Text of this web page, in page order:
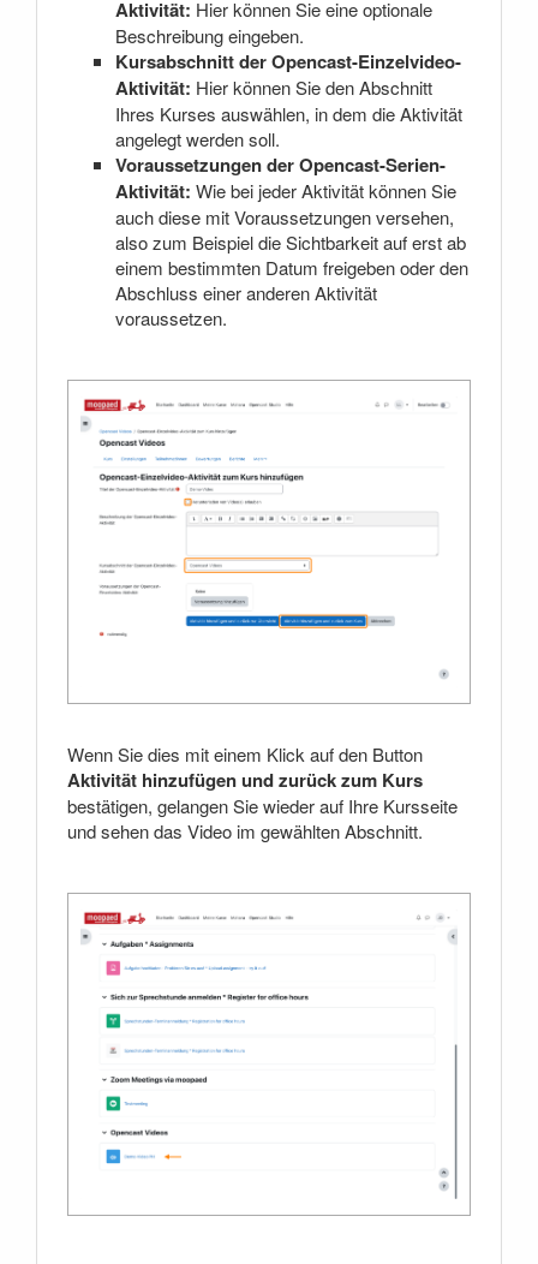
Aktivität: Hier können Sie eine optionale
Beschreibung eingeben.
Kursabschnitt der Opencast-Einzelvideo-
Aktivität: Hier können Sie den Abschnitt
Ihres Kurses auswählen, in dem die Aktivität
angelegt werden soll.
Voraussetzungen der Opencast-Serien-
Aktivität: Wie bei jeder Aktivität können Sie
auch diese mit Voraussetzungen versehen,
also zum Beispiel die Sichtbarkeit auf erst ab
einem bestimmten Datum freigeben oder den
Abschluss einer anderen Aktivität
voraussetzen.
Wenn Sie dies mit einem Klick auf den Button
Aktivität hinzufügen und zurück zum Kurs
bestätigen, gelangen Sie wieder auf Ihre Kursseite
und sehen das Video im gewählten Abschnitt.